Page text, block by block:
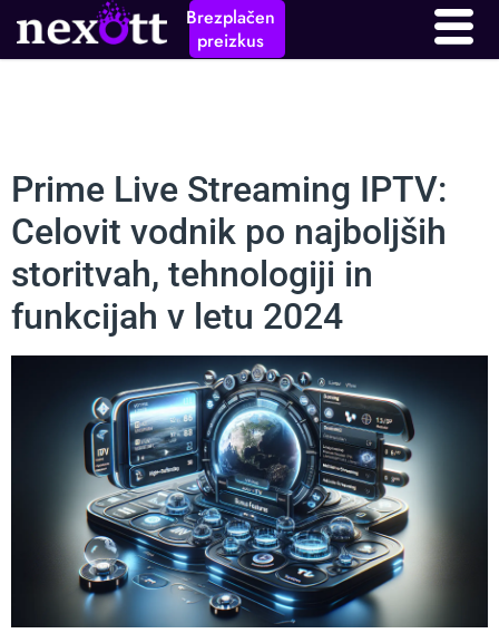
Brezplačen
preizkus
Prime Live Streaming IPTV:
Celovit vodnik po najboljših
storitvah, tehnologiji in
funkcijah v letu 2024